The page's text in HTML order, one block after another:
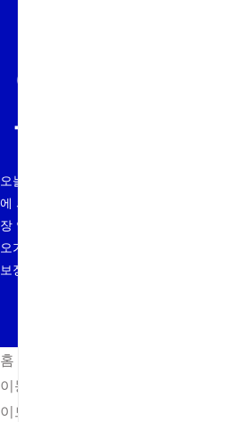
이동 중 효율성:
모바일 라우터
오늘날 급변하는 운영 환경에서, 공용 Wi-Fi
에 의존하는 것은 미션 크리티컬 작업에 더
장 연구를 수행하거나, 임시 실외 사무실을
오가는 경우에도 최고의 5G 모바일 라우터
보장하는 전용 고대역폭 게이트웨이를 제공
홈
이동 중 효율성: 최고의 5G 모바일 라
이드